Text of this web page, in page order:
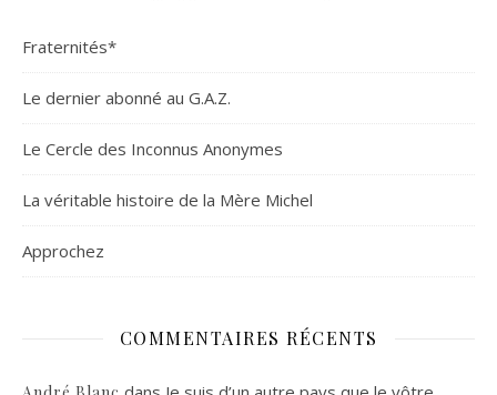
Fraternités*
Le dernier abonné au G.A.Z.
Le Cercle des Inconnus Anonymes
La véritable histoire de la Mère Michel
Approchez
COMMENTAIRES RÉCENTS